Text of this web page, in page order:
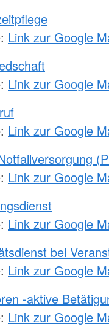
Link zur Google
Link zur Google
Link zur Google
Link zur Google
Link zur Google
bei
Link zur Google
-aktive
Link zur Google